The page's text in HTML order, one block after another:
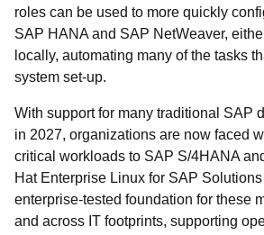
roles can be used to more quickly
SAP HANA and SAP NetWeaver,
locally, automating many of the tasks
system set-up.
With support for many traditional SAP
in 2027, organizations are now faced
critical workloads to SAP S/4HANA
Hat Enterprise Linux for SAP
enterprise-tested foundation for these
and across IT footprints, supporting